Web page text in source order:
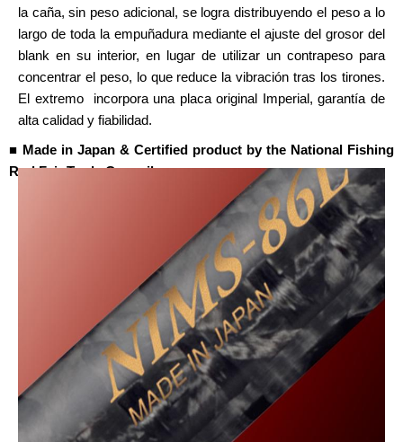
la caña, sin peso adicional, se logra distribuyendo el peso a lo
largo de toda la empuñadura mediante el ajuste del grosor del
blank en su interior, en lugar de utilizar un contrapeso para
concentrar el peso, lo que reduce la vibración tras los tirones.
El extremo incorpora una placa original Imperial, garantía de
alta calidad y fiabilidad.
■ Made in Japan & Certified product by the National Fishing
Rod Fair Trade Council